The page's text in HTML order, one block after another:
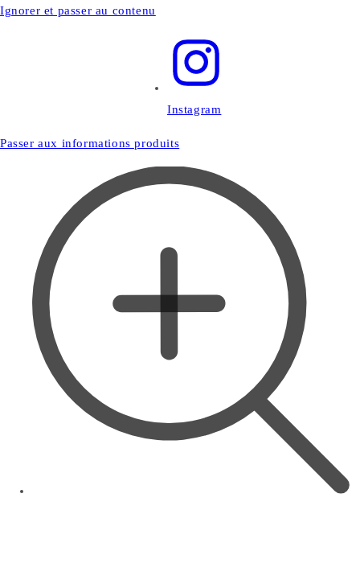
Ignorer et passer au contenu
Instagram
Passer aux informations produits